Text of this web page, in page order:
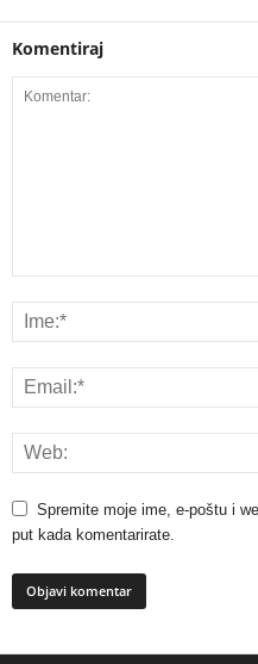
Komentiraj
Spremite moje ime, e-poštu i
put kada komentarirate.